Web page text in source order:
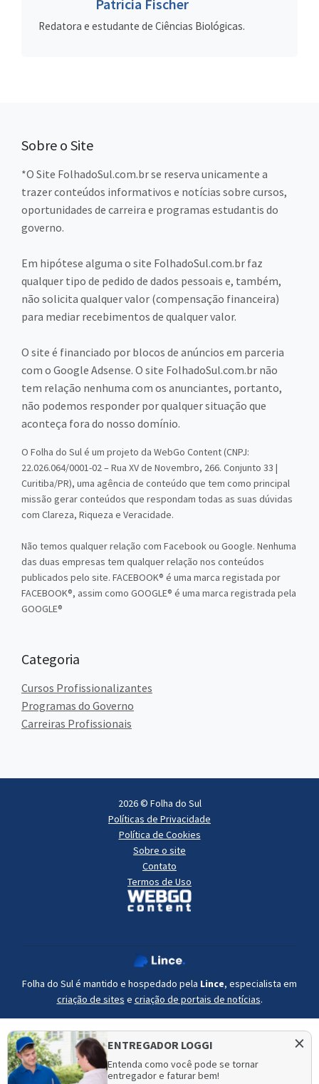
ENTREGADOR LOGGI
Entenda como você pode se tornar
entregador e faturar bem!
×
Patrícia Fischer
Redatora e estudante de Ciências Biológicas.
Sobre o Site
*O Site FolhadoSul.com.br se reserva unicamente a
trazer conteúdos informativos e notícias sobre cursos,
oportunidades de carreira e programas estudantis do
governo.
Em hipótese alguma o site FolhadoSul.com.br faz
qualquer tipo de pedido de dados pessoais e, também,
não solicita qualquer valor (compensação financeira)
para mediar recebimentos de qualquer valor.
O site é financiado por blocos de anúncios em parceria
com o Google Adsense. O site FolhadoSul.com.br não
tem relação nenhuma com os anunciantes, portanto,
não podemos responder por qualquer situação que
aconteça fora do nosso domínio.
O Folha do Sul é um projeto da WebGo Content (CNPJ:
22.026.064/0001-02 – Rua XV de Novembro, 266. Conjunto 33 |
Curitiba/PR), uma agência de conteúdo que tem como principal
missão gerar conteúdos que respondam todas as suas dúvidas
com Clareza, Riqueza e Veracidade.
Não temos qualquer relação com Facebook ou Google. Nenhuma
das duas empresas tem qualquer relação nos conteúdos
publicados pelo site. FACEBOOK® é uma marca registada por
FACEBOOK®, assim como GOOGLE® é uma marca registrada pela
GOOGLE®
Categoria
Cursos Profissionalizantes
Programas do Governo
Carreiras Profissionais
2026 © Folha do Sul
Políticas de Privacidade
Política de Cookies
Sobre o site
Contato
Termos de Uso
Folha do Sul é mantido e hospedado pela Lince, especialista em
criação de sites e criação de portais de notícias.